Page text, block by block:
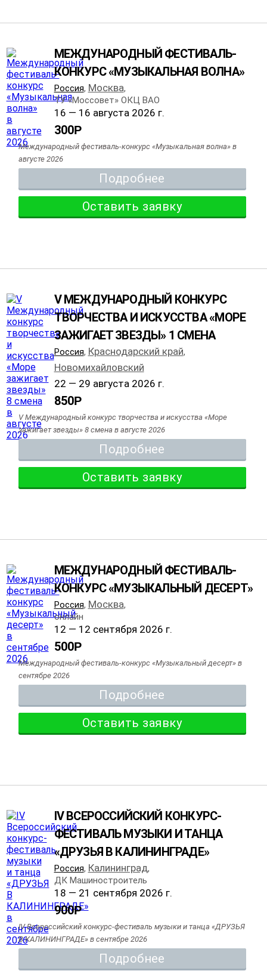
МЕЖДУНАРОДНЫЙ ФЕСТИВАЛЬ-
КОНКУРС «МУЗЫКАЛЬНАЯ ВОЛНА»
Россия, Москва,
ТУ «Моссовет» ОКЦ ВАО
16 — 16 августа 2026 г.
300Р
Международный фестиваль-конкурс «Музыкальная волна» в
августе 2026
Подробнее
Оставить заявку
V МЕЖДУНАРОДНЫЙ КОНКУРС
ТВОРЧЕСТВА И ИСКУССТВА «МОРЕ
ЗАЖИГАЕТ ЗВЕЗДЫ» 1 СМЕНА
Россия, Краснодарский край,
Новомихайловский
22 — 29 августа 2026 г.
850Р
V Международный конкурс творчества и искусства «Море
зажигает звезды» 8 смена в августе 2026
Подробнее
Оставить заявку
МЕЖДУНАРОДНЫЙ ФЕСТИВАЛЬ-
КОНКУРС «МУЗЫКАЛЬНЫЙ ДЕСЕРТ»
Россия, Москва,
онлайн
12 — 12 сентября 2026 г.
500Р
Международный фестиваль-конкурс «Музыкальный десерт» в
сентябре 2026
Подробнее
Оставить заявку
IV ВСЕРОССИЙСКИЙ КОНКУРС-
ФЕСТИВАЛЬ МУЗЫКИ И ТАНЦА
«ДРУЗЬЯ В КАЛИНИНГРАДЕ»
Россия, Калининград,
ДК Машиностроитель
18 — 21 сентября 2026 г.
900Р
IV Всероссийский конкурс-фестиваль музыки и танца «ДРУЗЬЯ
В КАЛИНИНГРАДЕ» в сентябре 2026
Подробнее